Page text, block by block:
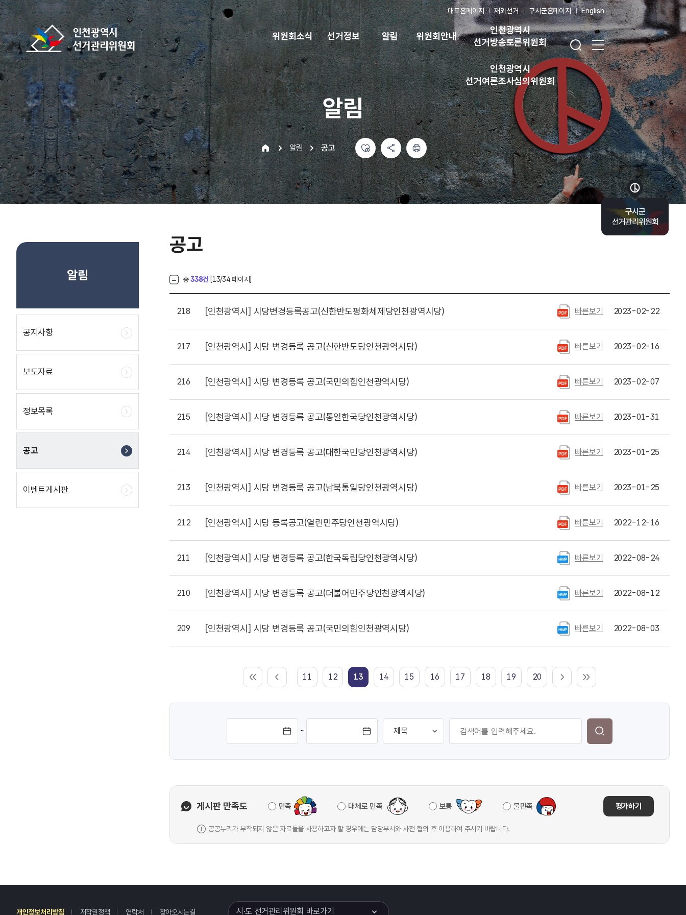
바로가기 메뉴
대표홈페이지 재외선거 구시군홈페이지 English
위원회소식 선거정보 알림 위원회안내
인천광역시
선거방송토론위원회
인천광역시
선거여론조사심의위원회
알림
알림 공고
알림
공지사항
보도자료
정보목록
공고
이벤트게시판
공고
총338건 [13/34 페이지]
218 [인천광역시] 시당변경등록공고(신한반도평화체제당인천광역시당) 빠른보기 2023-02-22
217 [인천광역시] 시당 변경등록 공고(신한반도당인천광역시당) 빠른보기 2023-02-16
216 [인천광역시] 시당 변경등록 공고(국민의힘인천광역시당) 빠른보기 2023-02-07
215 [인천광역시] 시당 변경등록 공고(통일한국당인천광역시당) 빠른보기 2023-01-31
214 [인천광역시] 시당 변경등록 공고(대한국민당인천광역시당) 빠른보기 2023-01-25
213 [인천광역시] 시당 변경등록 공고(남북통일당인천광역시당) 빠른보기 2023-01-25
212 [인천광역시] 시당 등록공고(열린민주당인천광역시당) 빠른보기 2022-12-16
211 [인천광역시] 시당 변경등록 공고(한국독립당인천광역시당) 빠른보기 2022-08-24
210 [인천광역시] 시당 변경등록 공고(더불어민주당인천광역시당) 빠른보기 2022-08-12
209 [인천광역시] 시당 변경등록 공고(국민의힘인천광역시당) 빠른보기 2022-08-03
11 12 13 14 15 16 17 18 19 20
~
게시판 만족도 만족 대체로 만족 보통 불만족 평가하기
공공누리가 부착되지 않은 자료들을 사용하고자 할 경우에는 담당부서와 사전 협의 후 이용하여 주시기 바랍니다.
구시군
선거관리위원회
바로가기 목록 열기
개인정보처리방침 저작권정책 연락처 찾아오시는길 시·도 선거관리위원회 바로가기